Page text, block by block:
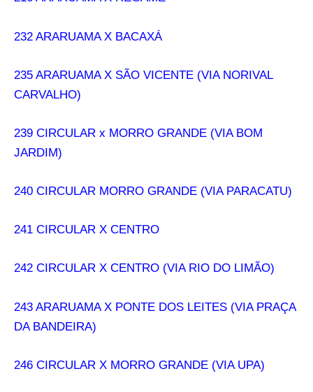
232 ARARUAMA X BACAXÁ
235 ARARUAMA X SÃO VICENTE (VIA NORIVAL
CARVALHO)
239 CIRCULAR x MORRO GRANDE (VIA BOM
JARDIM)
240 CIRCULAR MORRO GRANDE (VIA PARACATU)
241 CIRCULAR X CENTRO
242 CIRCULAR X CENTRO (VIA RIO DO LIMÃO)
243 ARARUAMA X PONTE DOS LEITES (VIA PRAÇA
DA BANDEIRA)
246 CIRCULAR X MORRO GRANDE (VIA UPA)